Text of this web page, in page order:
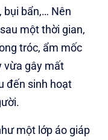
bụi bẩn,… Nên
một thời gian,
tróc, ẩm mốc
vừa gây mất
đến sinh hoạt
một lớp áo giáp